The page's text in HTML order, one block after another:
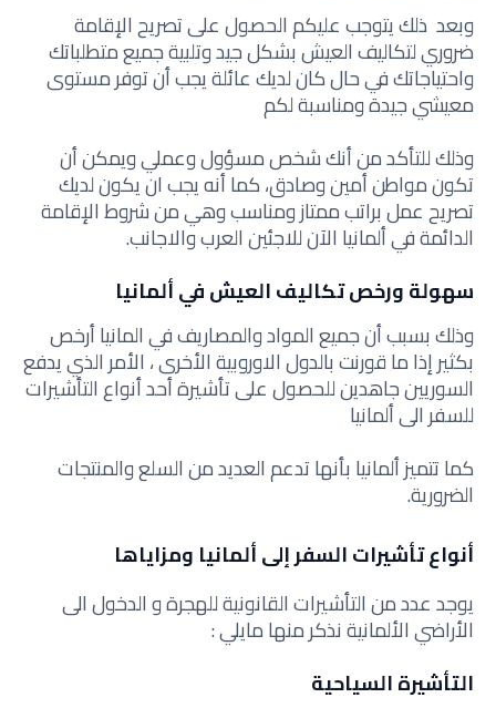
وبعد ذلك يتوجب عليكم الحصول على تصريح الإقامة
ضروري لتكاليف العيش بشكل جيد وتلبية جميع متطلباتك
واحتياجاتك في حال كان لديك عائلة يجب أن توفر مستوى
معيشي جيدة ومناسبة لكم
وذلك للتأكد من أنك شخص مسؤول وعملي ويمكن أن
تكون مواطن أمين وصادق،كما أنه يجب ان يكون لديك
تصريح عمل براتب ممتاز ومناسب وهي من شروط الإقامة
الدائمة في ألمانيا الآن للاجئين العرب والاجانب.
سهولة ورخص تكاليف العيش في ألمانيا
وذلك بسبب أن جميع المواد والمصاريف في المانيا أرخص
بكثير إذا ما قورنت بالدول الاوروبية الأخرى ، الأمر الذي يدفع
السوريين جاهدين للحصول على تأشيرة أحد أنواع التأشيرات
للسفر الى ألمانيا
كما تتميز ألمانيا بأنها تدعم العديد من السلع والمنتجات
الضرورية.
أنواع تأشيرات السفر إلى ألمانيا ومزاياها
يوجد عدد من التأشيرات القانونية للهجرة و الدخول الى
الأراضي الألمانية نذكر منها مايلي :
التأشيرة السياحية